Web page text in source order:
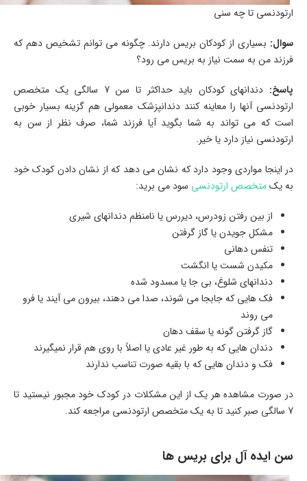
ارتودنسی تا چه سنی
سوال: بسیاری از کودکان بریس دارند. چگونه می توانم تشخیص دهم که
فرزند من به سمت نیاز به بریس می رود؟
پاسخ:
دندانهای کودکان باید حداکثر تا سن 7 سالگی یک متخصص
ارتودنسی آنها را معاینه کنند دندانپزشک معمولی هم گزینه بسیار خوبی
است که می تواند به شما بگوید آیا فرزند شما، صرف نظر از سن به
ارتودنسی نیاز دارد یا خیر.
در اینجا مواردی وجود دارد که نشان می دهد که از نشان دادن کودک خود
به یکمتخصص ارتودنسی سود می برید:
از بین رفتن زودرس، دیررس یا نامنظم دندانهای شیری
مشکل جویدن یا گاز گرفتن
تنفس دهانی
مکیدن شست یا انگشت
دندانهای شلوغ، بی جا یا مسدود شده
فک هایی که جابجا می شوند، صدا می دهند، بیرون می آیند یا فرو
می روند
گاز گرفتن گونه یا سقف دهان
دندان هایی که به طور غیر عادی یا اصلاً با روی هم قرار نمیگیرند
فک و دندان هایی که با بقیه صورت تناسب ندارند
در صورت مشاهده هر یک از این مشکلات در کودک خود مجبور نیستید تا
7 سالگی صبر کنید تا به یک متخصص ارتودنسی مراجعه کند.
سن ایده آل برای بریس ها